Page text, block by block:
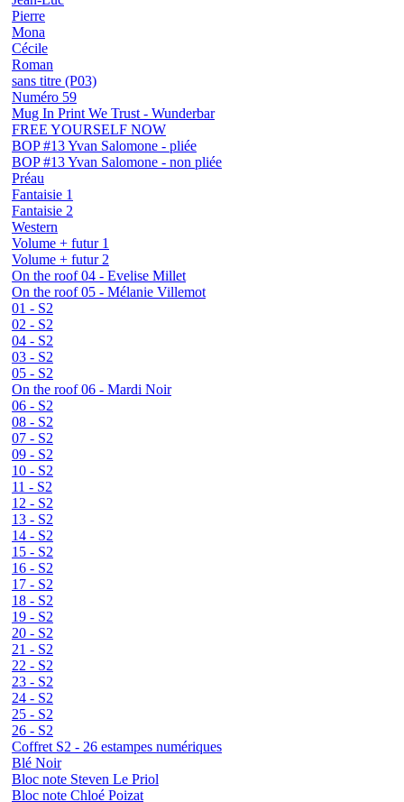
Pierre
Mona
Cécile
Roman
sans titre (P03)
Numéro 59
Mug In Print We Trust - Wunderbar
FREE YOURSELF NOW
BOP #13 Yvan Salomone - pliée
BOP #13 Yvan Salomone - non pliée
Préau
Fantaisie 1
Fantaisie 2
Western
Volume + futur 1
Volume + futur 2
On the roof 04 - Evelise Millet
On the roof 05 - Mélanie Villemot
01 - S2
02 - S2
04 - S2
03 - S2
05 - S2
On the roof 06 - Mardi Noir
06 - S2
08 - S2
07 - S2
09 - S2
10 - S2
11 - S2
12 - S2
13 - S2
14 - S2
15 - S2
16 - S2
17 - S2
18 - S2
19 - S2
20 - S2
21 - S2
22 - S2
23 - S2
24 - S2
25 - S2
26 - S2
Coffret S2 - 26 estampes numériques
Blé Noir
Bloc note Steven Le Priol
Bloc note Chloé Poizat